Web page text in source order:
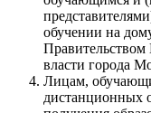
обучении на
власти города
Лицам,
дистанционных